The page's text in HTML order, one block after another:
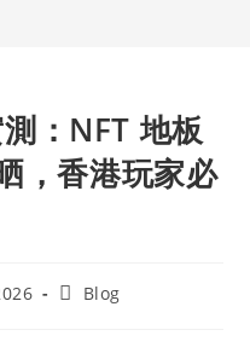
：NFT 地板
，香港玩家必
Blog